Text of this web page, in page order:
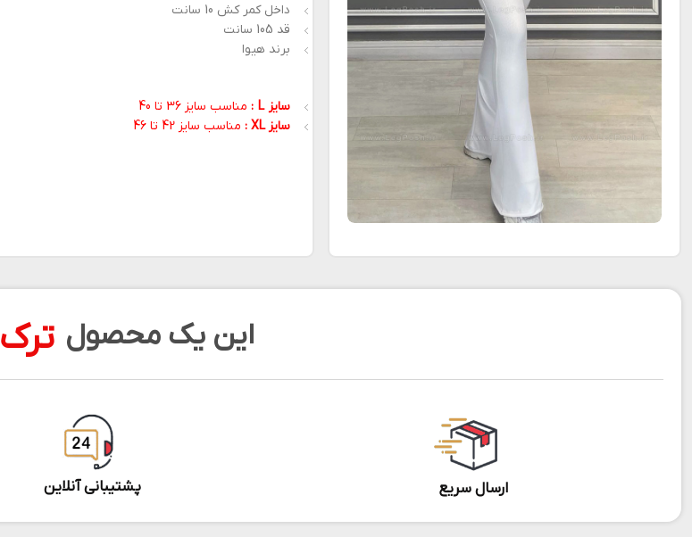
داخل کمر کش 10 سانت
قد 105 سانت
برند هیوا
سایز L :
مناسب سایز 36 تا 40
سایز XL :
مناسب سایز 42 تا 46
این یک محصول ترک
ارسال سریع پشتیبانی آنلاین